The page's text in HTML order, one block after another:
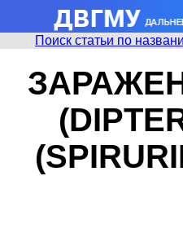
Поиск статьи по